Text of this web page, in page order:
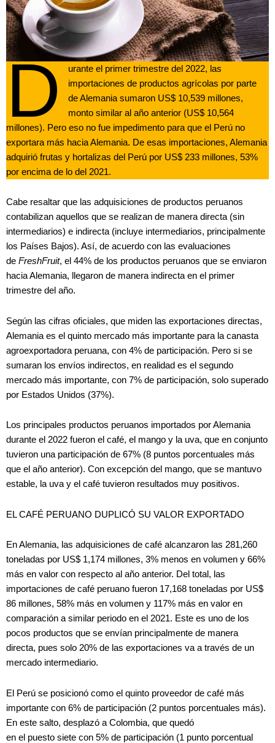
D
urante el primer trimestre del 2022, las
importaciones de productos agrícolas por parte
de Alemania sumaron US$ 10,539 millones,
monto similar al año anterior (US$ 10,564
millones). Pero eso no fue impedimento para que el Perú no
exportara más hacia Alemania. De esas importaciones, Alemania
adquirió frutas y hortalizas del Perú por US$ 233 millones, 53%
por encima de lo del 2021.
Cabe resaltar que las adquisiciones de productos peruanos
contabilizan aquellos que se realizan de manera directa (sin
intermediarios) e indirecta (incluye intermediarios, principalmente
los Países Bajos). Así, de acuerdo con las evaluaciones
de FreshFruit, el 44% de los productos peruanos que se enviaron
hacia Alemania, llegaron de manera indirecta en el primer
trimestre del año.
Según las cifras oficiales, que miden las exportaciones directas,
Alemania es el quinto mercado más importante para la canasta
agroexportadora peruana, con 4% de participación. Pero si se
sumaran los envíos indirectos, en realidad es el segundo
mercado más importante, con 7% de participación, solo superado
por Estados Unidos (37%).
Los principales productos peruanos importados por Alemania
durante el 2022 fueron el café, el mango y la uva, que en conjunto
tuvieron una participación de 67% (8 puntos porcentuales más
que el año anterior). Con excepción del mango, que se mantuvo
estable, la uva y el café tuvieron resultados muy positivos.
EL CAFÉ PERUANO DUPLICÓ SU VALOR EXPORTADO
En Alemania, las adquisiciones de café alcanzaron las 281,260
toneladas por US$ 1,174 millones, 3% menos en volumen y 66%
más en valor con respecto al año anterior. Del total, las
importaciones de café peruano fueron 17,168 toneladas por US$
86 millones, 58% más en volumen y 117% más en valor en
comparación a similar periodo en el 2021. Este es uno de los
pocos productos que se envían principalmente de manera
directa, pues solo 20% de las exportaciones va a través de un
mercado intermediario.
El Perú se posicionó como el quinto proveedor de café más
importante con 6% de participación (2 puntos porcentuales más).
En este salto, desplazó a Colombia, que quedó
en el puesto siete con 5% de participación (1 punto porcentual